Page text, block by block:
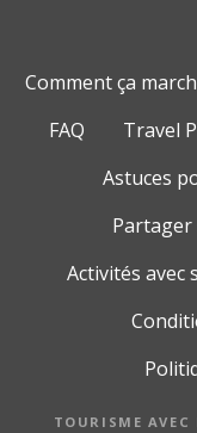
Comment ça
FAQ
Travel
Astuces
Activités avec
TOURISME